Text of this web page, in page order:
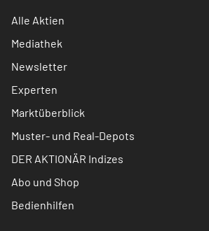
Alle Aktien
Mediathek
Newsletter
Experten
Marktüberblick
Muster- und Real-Depots
DER AKTIONÄR Indizes
Abo und Shop
Bedienhilfen